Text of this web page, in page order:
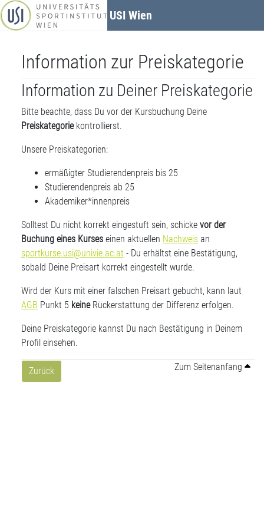
Zum Hauptinhalt
USI Wien
Information zur Preiskategorie
Information zu Deiner Preiskategorie
Bitte beachte, dass Du vor der Kursbuchung Deine
Preiskategoriekontrollierst.
Unsere Preiskategorien:
ermäßigter Studierendenpreis bis 25
Studierendenpreis ab 25
Akademiker*innenpreis
Solltest Du nicht korrekt eingestuft sein, schicke vor der
Buchung eines Kurses einen aktuellen Nachweisan
sportkurse.usi@univie.ac.at - Du erhältst eine Bestätigung,
sobald Deine Preisart korrekt eingestellt wurde.
Wird der Kurs mit einer falschen Preisart gebucht, kann laut
AGB Punkt 5 keine Rückerstattung der Differenz erfolgen.
Deine Preiskategorie kannst Du nach Bestätigung in Deinem
Profil einsehen.
Zurück Zum Seitenanfang